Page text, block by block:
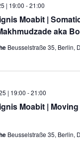
Moabit |
aka
| 19:00 -21:00
Beusselstraße 35, Berlin,
Moabit |
| 19:00 -21:00
Beusselstraße 35, Berlin,